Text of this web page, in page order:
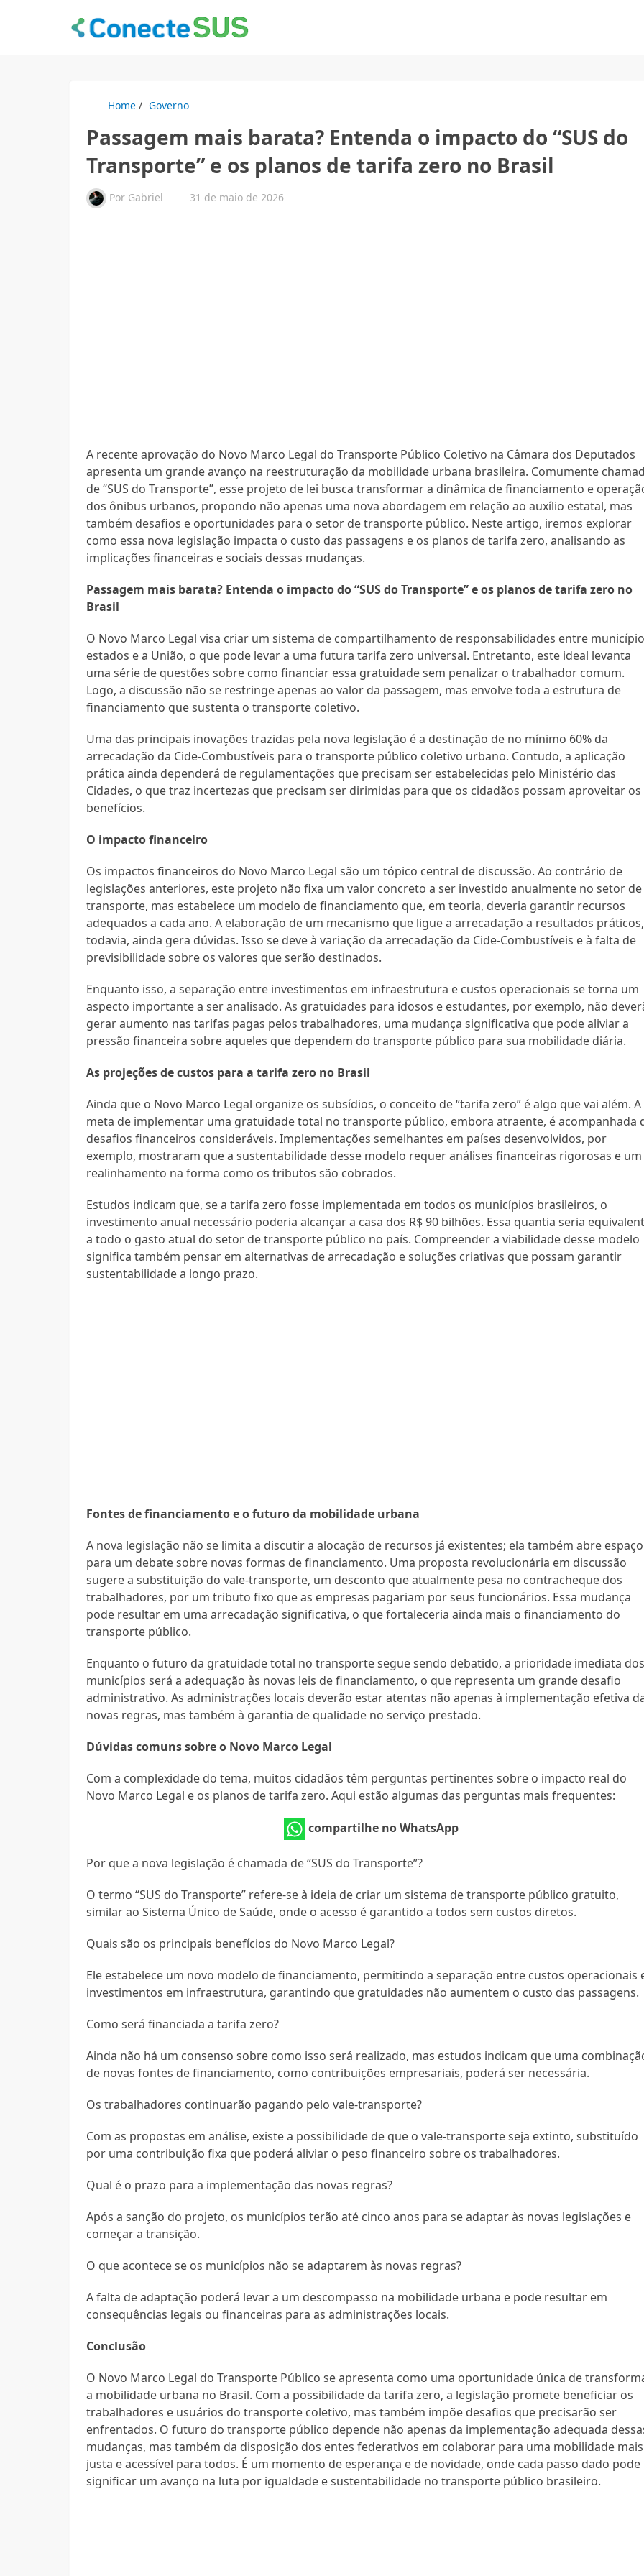
Home / Governo
Passagem mais barata? Entenda o impacto do “SUS do
Transporte” e os planos de tarifa zero no Brasil
Por Gabriel 31 de maio de 2026
A recente aprovação do Novo Marco Legal do Transporte Público Coletivo na Câmara dos Deputados
apresenta um grande avanço na reestruturação da mobilidade urbana brasileira. Comumente
de “SUS do Transporte”, esse projeto de lei busca transformar a dinâmica de financiamento e
dos ônibus urbanos, propondo não apenas uma nova abordagem em relação ao auxílio estatal, mas
também desafios e oportunidades para o setor de transporte público. Neste artigo, iremos explorar
como essa nova legislação impacta o custo das passagens e os planos de tarifa zero, analisando as
implicações financeiras e sociais dessas mudanças.
Passagem mais barata? Entenda o impacto do “SUS do Transporte” e os planos de tarifa zero no
Brasil
O Novo Marco Legal visa criar um sistema de compartilhamento de responsabilidades entre
estados e a União, o que pode levar a uma futura tarifa zero universal. Entretanto, este ideal levanta
uma série de questões sobre como financiar essa gratuidade sem penalizar o trabalhador comum.
Logo, a discussão não se restringe apenas ao valor da passagem, mas envolve toda a estrutura de
financiamento que sustenta o transporte coletivo.
Uma das principais inovações trazidas pela nova legislação é a destinação de no mínimo 60% da
arrecadação da Cide-Combustíveis para o transporte público coletivo urbano. Contudo, a aplicação
prática ainda dependerá de regulamentações que precisam ser estabelecidas pelo Ministério das
Cidades, o que traz incertezas que precisam ser dirimidas para que os cidadãos possam aproveitar os
benefícios.
O impacto financeiro
Os impactos financeiros do Novo Marco Legal são um tópico central de discussão. Ao contrário de
legislações anteriores, este projeto não fixa um valor concreto a ser investido anualmente no setor de
transporte, mas estabelece um modelo de financiamento que, em teoria, deveria garantir recursos
adequados a cada ano. A elaboração de um mecanismo que ligue a arrecadação a resultados práticos,
todavia, ainda gera dúvidas. Isso se deve à variação da arrecadação da Cide-Combustíveis e à falta de
previsibilidade sobre os valores que serão destinados.
Enquanto isso, a separação entre investimentos em infraestrutura e custos operacionais se torna um
aspecto importante a ser analisado. As gratuidades para idosos e estudantes, por exemplo, não
gerar aumento nas tarifas pagas pelos trabalhadores, uma mudança significativa que pode aliviar a
pressão financeira sobre aqueles que dependem do transporte público para sua mobilidade diária.
As projeções de custos para a tarifa zero no Brasil
Ainda que o Novo Marco Legal organize os subsídios, o conceito de “tarifa zero” é algo que vai além. A
meta de implementar uma gratuidade total no transporte público, embora atraente, é acompanhada
desafios financeiros consideráveis. Implementações semelhantes em países desenvolvidos, por
exemplo, mostraram que a sustentabilidade desse modelo requer análises financeiras rigorosas e um
realinhamento na forma como os tributos são cobrados.
Estudos indicam que, se a tarifa zero fosse implementada em todos os municípios brasileiros, o
investimento anual necessário poderia alcançar a casa dos R$ 90 bilhões. Essa quantia seria
a todo o gasto atual do setor de transporte público no país. Compreender a viabilidade desse modelo
significa também pensar em alternativas de arrecadação e soluções criativas que possam garantir
sustentabilidade a longo prazo.
Fontes de financiamento e o futuro da mobilidade urbana
A nova legislação não se limita a discutir a alocação de recursos já existentes; ela também abre espaço
para um debate sobre novas formas de financiamento. Uma proposta revolucionária em discussão
sugere a substituição do vale-transporte, um desconto que atualmente pesa no contracheque dos
trabalhadores, por um tributo fixo que as empresas pagariam por seus funcionários. Essa mudança
pode resultar em uma arrecadação significativa, o que fortaleceria ainda mais o financiamento do
transporte público.
Enquanto o futuro da gratuidade total no transporte segue sendo debatido, a prioridade imediata
municípios será a adequação às novas leis de financiamento, o que representa um grande desafio
administrativo. As administrações locais deverão estar atentas não apenas à implementação efetiva
novas regras, mas também à garantia de qualidade no serviço prestado.
Dúvidas comuns sobre o Novo Marco Legal
Com a complexidade do tema, muitos cidadãos têm perguntas pertinentes sobre o impacto real do
Novo Marco Legal e os planos de tarifa zero. Aqui estão algumas das perguntas mais frequentes:
compartilhe no WhatsApp
Por que a nova legislação é chamada de “SUS do Transporte”?
O termo “SUS do Transporte” refere-se à ideia de criar um sistema de transporte público gratuito,
similar ao Sistema Único de Saúde, onde o acesso é garantido a todos sem custos diretos.
Quais são os principais benefícios do Novo Marco Legal?
Ele estabelece um novo modelo de financiamento, permitindo a separação entre custos operacionais
investimentos em infraestrutura, garantindo que gratuidades não aumentem o custo das passagens.
Como será financiada a tarifa zero?
Ainda não há um consenso sobre como isso será realizado, mas estudos indicam que uma
de novas fontes de financiamento, como contribuições empresariais, poderá ser necessária.
Os trabalhadores continuarão pagando pelo vale-transporte?
Com as propostas em análise, existe a possibilidade de que o vale-transporte seja extinto, substituído
por uma contribuição fixa que poderá aliviar o peso financeiro sobre os trabalhadores.
Qual é o prazo para a implementação das novas regras?
Após a sanção do projeto, os municípios terão até cinco anos para se adaptar às novas legislações e
começar a transição.
O que acontece se os municípios não se adaptarem às novas regras?
A falta de adaptação poderá levar a um descompasso na mobilidade urbana e pode resultar em
consequências legais ou financeiras para as administrações locais.
Conclusão
O Novo Marco Legal do Transporte Público se apresenta como uma oportunidade única de
a mobilidade urbana no Brasil. Com a possibilidade da tarifa zero, a legislação promete beneficiar os
trabalhadores e usuários do transporte coletivo, mas também impõe desafios que precisarão ser
enfrentados. O futuro do transporte público depende não apenas da implementação adequada
mudanças, mas também da disposição dos entes federativos em colaborar para uma mobilidade mais
justa e acessível para todos. É um momento de esperança e de novidade, onde cada passo dado pode
significar um avanço na luta por igualdade e sustentabilidade no transporte público brasileiro.